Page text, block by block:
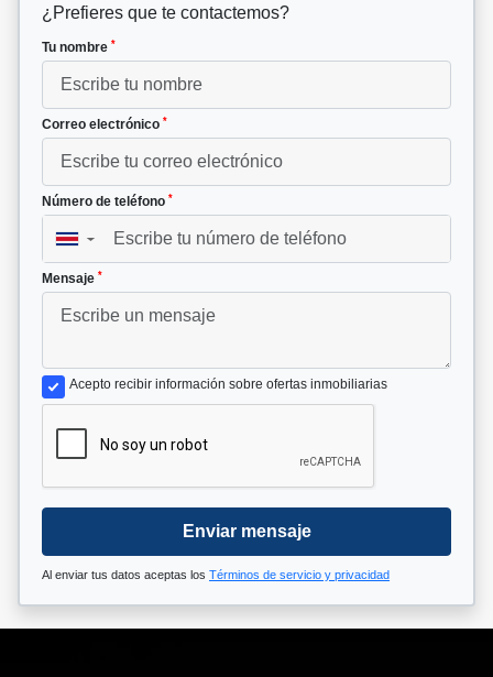
¿Prefieres que te contactemos?
Tu nombre *
Correo electrónico *
Número de teléfono *
▼
Mensaje *
Acepto recibir información sobre ofertas inmobiliarias
Enviar mensaje
Al enviar tus datos aceptas los Términos de servicio y privacidad